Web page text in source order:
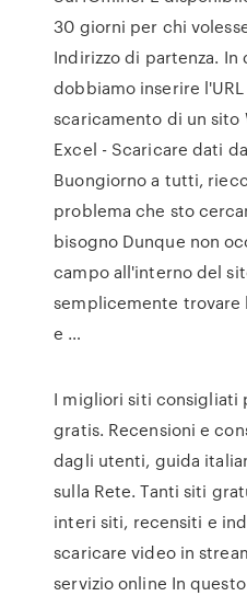
30 giorni per chi
Indirizzo di partenza. In
dobbiamo inserire
scaricamento di un sito
Excel - Scaricare dati
Buongiorno a tutti,
problema che sto
bisogno Dunque non
campo all'interno del
semplicemente trovare
e …
I migliori siti consigliati
gratis. Recensioni e
dagli utenti, guida
sulla Rete. Tanti siti
interi siti, recensiti e
scaricare video in
servizio online In